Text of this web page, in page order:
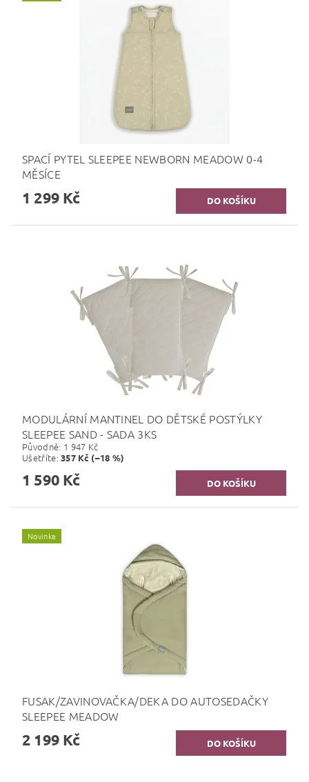
SPACÍ PYTEL SLEEPEE NEWBORN MEADOW 0-4
MĚSÍCE
1 299 Kč
MODULÁRNÍ MANTINEL DO DĚTSKÉ POSTÝLKY
SLEEPEE SAND - SADA 3KS
Původně: 1 947 Kč
Ušetříte:357 Kč (–18 %)
1 590 Kč
Novinka
FUSAK/ZAVINOVAČKA/DEKA DO AUTOSEDAČKY
SLEEPEE MEADOW
2 199 Kč